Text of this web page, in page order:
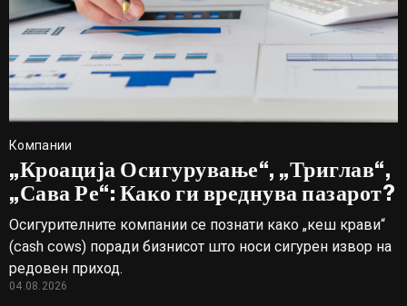
Компании
„Кроација Осигурување“, „Триглав“,
„Сава Ре“: Како ги вреднува пазарот?
Осигурителните компании се познати како „кеш крави“
(cash cows) поради бизнисот што носи сигурен извор на
редовен приход.
04.08.2026